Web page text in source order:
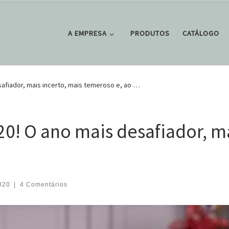
A EMPRESA PRODUTOS CATÁLOGO
mais incerto, mais temeroso e, ao …
O ano mais desafiador,
| 4 Comentários